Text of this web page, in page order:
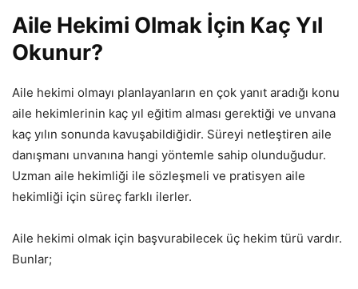
Aile Hekimi Olmak İçin Kaç Yıl
Okunur?
Aile hekimi olmayı planlayanların en çok yanıt aradığı konu
aile hekimlerinin kaç yıl eğitim alması gerektiği ve unvana
kaç yılın sonunda kavuşabildiğidir. Süreyi netleştiren aile
danışmanı unvanına hangi yöntemle sahip olunduğudur.
Uzman aile hekimliği ile sözleşmeli ve pratisyen aile
hekimliği için süreç farklı ilerler.
Aile hekimi olmak için başvurabilecek üç hekim türü vardır.
Bunlar;